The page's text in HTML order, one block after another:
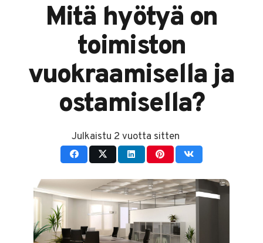
Mitä hyötyä on
toimiston
vuokraamisella ja
ostamisella?
Julkaistu 2 vuotta sitten